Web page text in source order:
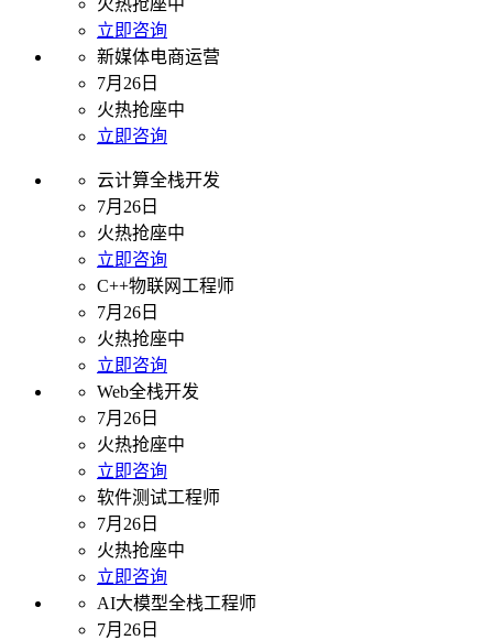
火热抢座中
立即咨询
新媒体电商运营
7月26日
火热抢座中
立即咨询
云计算全栈开发
7月26日
火热抢座中
立即咨询
C++物联网工程师
7月26日
火热抢座中
立即咨询
Web全栈开发
7月26日
火热抢座中
立即咨询
软件测试工程师
7月26日
火热抢座中
立即咨询
AI大模型全栈工程师
7月26日